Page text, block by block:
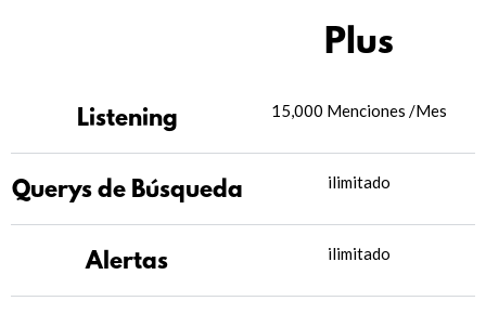
Plus
Listening 15,000 Menciones /Mes
Querys de Búsqueda ilimitado
Alertas ilimitado